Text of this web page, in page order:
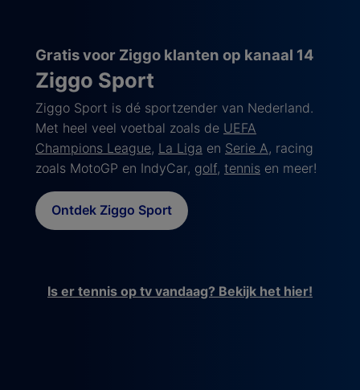
Gratis voor Ziggo klanten op kanaal 14
Ziggo Sport
Ziggo Sport is dé sportzender van Nederland.
Met heel veel voetbal zoals de UEFA
Champions League, La Liga en Serie A, racing
zoals MotoGP en IndyCar, golf, tennis en meer!
Ontdek Ziggo Sport
Is er tennis op tv vandaag? Bekijk het hier!